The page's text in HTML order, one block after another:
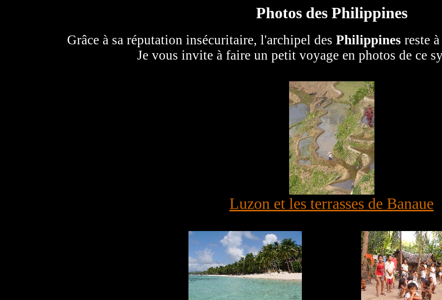
Photos des Philippines
Grâce à sa réputation insécuritaire, l'archipel des Philippines reste
Je vous invite à faire un petit voyage en photos de ce
Luzon et les terrasses de Banaue